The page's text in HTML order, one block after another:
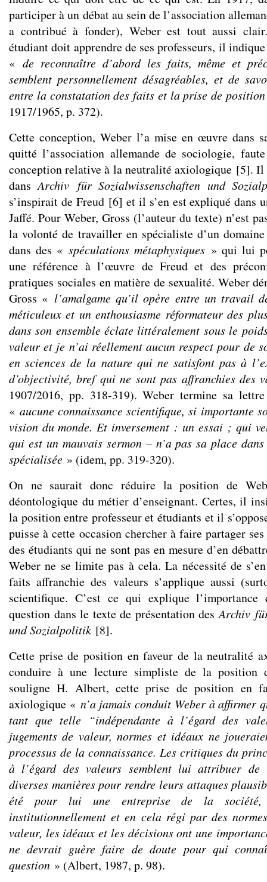
participer à un débat au sein de l’association
a contribué à fonder), Weber est tout aussi
étudiant doit apprendre de ses professeurs, il
« de reconnaître d’abord les faits, même et
semblent personnellement désagréables, et de
entre la constatation des faits et la prise de
1917/1965, p. 372).
Cette conception, Weber l’a mise en œuvre dans
quitté l’association allemande de sociologie,
conception relative à la neutralité axiologique[5]. Il
dansArchiv für Sozialwissenschaften und
s’inspirait de Freud[6] et il s’en est expliqué dans
Jaffé. Pour Weber, Gross (l’auteur du texte) n’est
la volonté de travailler en spécialiste d’un
dans des « spéculations métaphysiques » qui lui
une référence à l’œuvre de Freud et des
pratiques sociales en matière de sexualité. Weber
Gross « l’amalgame qu’il opère entre un travail
méticuleux et un enthousiasme réformateur des
dans son ensemble éclate littéralement sous le
valeur et je n’ai réellement aucun respect pour de
en sciences de la nature qui ne satisfont pas à
d’objectivité, bref qui ne sont pas affranchies des
1907/2016, pp. 318-319). Weber termine sa
«aucune connaissance scientifique, si importante
vision du monde. Et inversement : un essai ; qui
qui est un mauvais sermon – n’a pas sa place
spécialisée » (idem, pp. 319-320).
On ne saurait donc réduire la position de
déontologique du métier d’enseignant. Certes, il
la position entre professeur et étudiants et il
puisse à cette occasion chercher à faire partager
des étudiants qui ne sont pas en mesure d’en
Weber ne se limite pas à cela. La nécessité de
faits affranchie des valeurs s’applique aussi
scientifique. C’est ce qui explique
question dans le texte de présentation desArchiv
undSozialpolitik [8].
Cette prise de position en faveur de la neutralité
conduire à une lecture simpliste de la position
souligne H. Albert, cette prise de position en
axiologique « n’a jamais conduit Weber à affirmer
tant que telle “indépendante à l’égard des
jugements de valeur, normes et idéaux ne
processus de la connaissance. Les critiques du
à l’égard des valeurs semblent lui attribuer de
diverses manières pour rendre leurs attaques
été pour lui une entreprise de la société,
institutionnellement et en cela régi par des
valeur, les idéaux et les décisions ont une
ne devrait guère faire de doute pour qui
question » (Albert, 1987, p. 98).